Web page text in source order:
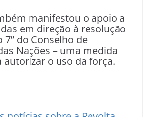
manifestou o apoio a
em direção à resolução
7” do Conselho de
Nações – uma medida
autorizar o uso da força.